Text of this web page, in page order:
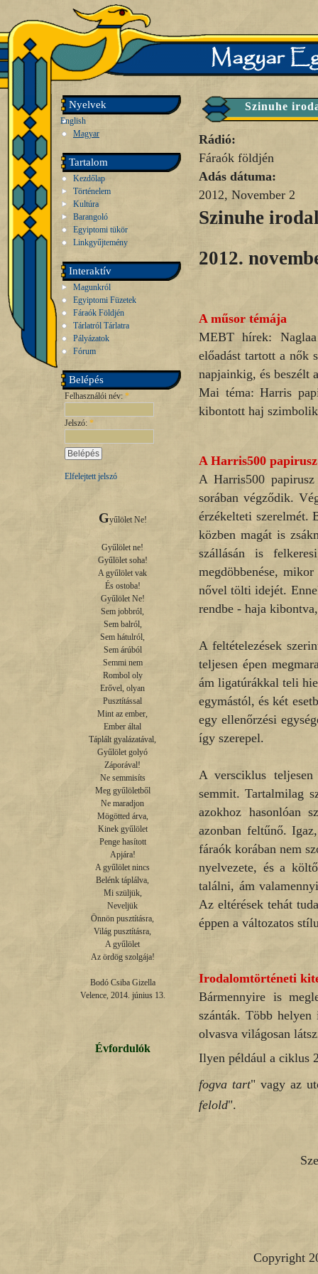
Nyelvek
English
Magyar
Tartalom
Kezdőlap
Történelem
Kultúra
Barangoló
Egyiptomi tükör
Linkgyűjtemény
Interaktív
Magunkról
Egyiptomi Füzetek
Fáraók Földjén
Tárlatról Tárlatra
Pályázatok
Fórum
Belépés
Felhasználói név: *
Jelszó: *
Elfelejtett jelszó
Gyűlölet Ne!
Gyűlölet ne!
Gyűlölet soha!
A gyűlölet vak
És ostoba!
Gyűlölet Ne!
Sem jobbról,
Sem balról,
Sem hátulról,
Sem árúból
Semmi nem
Rombol oly
Erővel, olyan
Pusztítással
Mint az ember,
Ember által
Táplált gyalázatával,
Gyűlölet golyó
Záporával!
Ne semmisíts
Meg gyűlöletből
Ne maradjon
Mögötted árva,
Kinek gyűlölet
Penge hasított
Apjára!
A gyűlölet nincs
Belénk táplálva,
Mi szüljük,
Neveljük
Önnön pusztításra,
Világ pusztításra,
A gyűlölet
Az ördög szolgája!
Bodó Csiba Gizella
Velence, 2014. június 13.
Évfordulók
Szinuhe
Rádió:
Fáraók földjén
Adás dátuma:
2012, November 2
Szinuhe
2012.
A műsor témája
MEBT hírek:
előadást tartott a nők
napjainkig, és beszélt
Mai téma: Harris
kibontott haj
A Harris500
A Harris500
sorában végződik.
érzékelteti szerelmét.
közben magát is
szállásán is
megdöbbenése,
nővel tölti idejét.
rendbe - haja
A feltételezések
teljesen épen
ám ligatúrákkal teli
egymástól, és két
egy ellenőrzési
így szerepel.
A versciklus
semmit. Tartalmilag
azokhoz hasonlóan
azonban feltűnő.
fáraók korában nem
nyelvezete, és a
találni, ám
Az eltérések tehát
éppen a változatos
Irodalomtörténeti
Bármennyire is
szánták. Több helyen
olvasva világosan
Ilyen például a ciklus
fogva tart" vagy az
felold".
Copyright